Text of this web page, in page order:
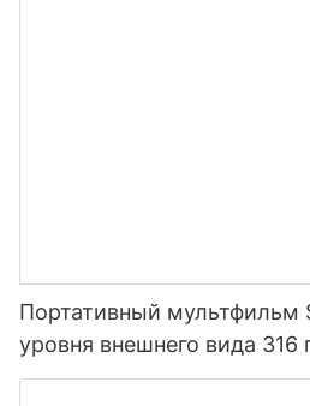
Портативный мультфильм
уровня внешнего вида 316
нержавеющей стали